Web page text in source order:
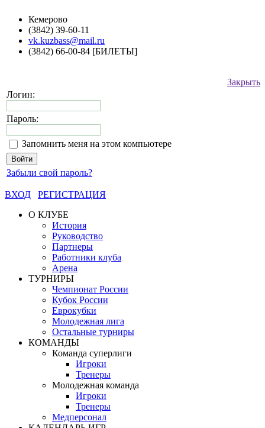
Кемерово
(3842) 39-60-11
vk.kuzbass@mail.ru
(3842) 66-00-84 [БИЛЕТЫ]
Закрыть
Логин:
Пароль:
Запомнить меня на этом компьютере
Забыли свой пароль?
ВХОД
РЕГИСТРАЦИЯ
О КЛУБЕ
История
Руководство
Партнеры
Работники клуба
Арена
ТУРНИРЫ
Чемпионат России
Кубок России
Еврокубки
Молодежная лига
Остальные турниры
КОМАНДЫ
Команда суперлиги
Игроки
Тренеры
Молодежная команда
Игроки
Тренеры
Медперсонал